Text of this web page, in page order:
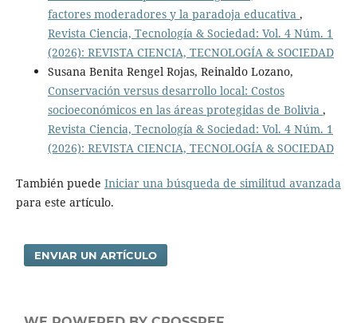
factores moderadores y la paradoja educativa ,
Revista Ciencia, Tecnología & Sociedad: Vol. 4 Núm. 1
(2026): REVISTA CIENCIA, TECNOLOGÍA & SOCIEDAD
Susana Benita Rengel Rojas, Reinaldo Lozano,
Conservación versus desarrollo local: Costos
socioeconómicos en las áreas protegidas de Bolivia ,
Revista Ciencia, Tecnología & Sociedad: Vol. 4 Núm. 1
(2026): REVISTA CIENCIA, TECNOLOGÍA & SOCIEDAD
También puede Iniciar una búsqueda de similitud avanzada
para este artículo.
ENVIAR UN ARTÍCULO